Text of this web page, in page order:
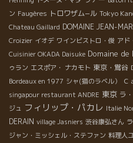
ン Faugères トロワザム−ル Tokyo
Chateau Gaillard DOMAINE JEAN-
Croizier イオデ ワインビストロ・俊 アド
Cuisinier OKADA Daisuke Domaine de
ゥラン エスポア・ ナカモト 東京・鴬谷
Bordeaux en 1977 シャ(猫のラベル）
Ｃ
singapour restaurant ANDRE 東京 ラ
ジュ フィリップ・パカレ Italie
DERAIN village Jasniers 渋谷康弘さん
ジャン・ミッシェル・ステファン 料理人